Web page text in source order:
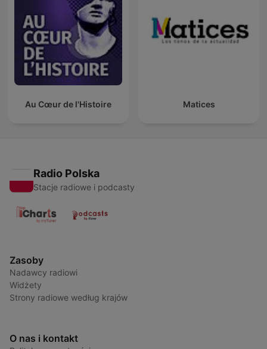
Au Cœur de l'Histoire Matices
Radio Polska
Stacje radiowe i podcasty
Zasoby
Nadawcy radiowi
Widżety
Strony radiowe według krajów
O nas i kontakt